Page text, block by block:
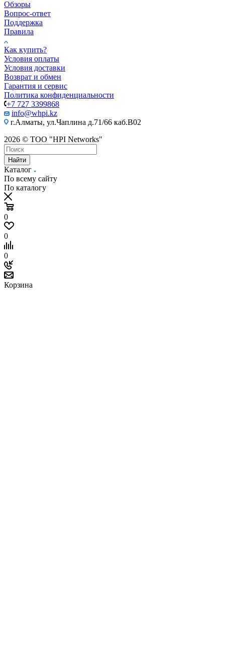
Обзоры
Вопрос-ответ
Поддержка
Правила
Как купить?
Условия оплаты
Условия доставки
Возврат и обмен
Гарантия и сервис
Политика конфиденциальности
+7 727 3399868
info@whpi.kz
г.Алматы, ул.Чаплина д.71/66 каб.B02
2026 © ТОО "HPI Networks"
Найти
Каталог
По всему сайту
По каталогу
0
0
0
Корзина